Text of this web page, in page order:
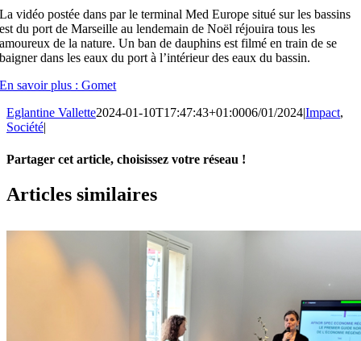
La vidéo postée dans par le terminal Med Europe situé sur les bassins
est du port de Marseille au lendemain de Noël réjouira tous les
amoureux de la nature. Un ban de dauphins est filmé en train de se
baigner dans les eaux du port à l’intérieur des eaux du bassin.
En savoir plus : Gomet
Eglantine Vallette2024-01-10T17:47:43+01:0006/01/2024|Impact,
Société|
Partager cet article, choisissez votre réseau !
Facebook
X
LinkedIn
Email
Articles similaires